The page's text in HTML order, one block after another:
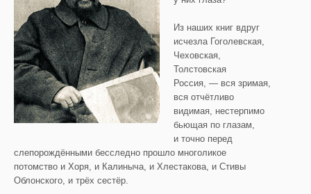
Из наших книг вдруг
исчезла Гоголевская,
Чеховская,
Толстовская
Россия, — вся зримая,
вся отчётливо
видимая, нестерпимо
бьющая по глазам,
и точно перед
слепорождёнными бесследно прошло многоликое
потомство и Хоря, и Калиныча, и Хлестакова, и Стивы
Облонского, и трёх сестёр.